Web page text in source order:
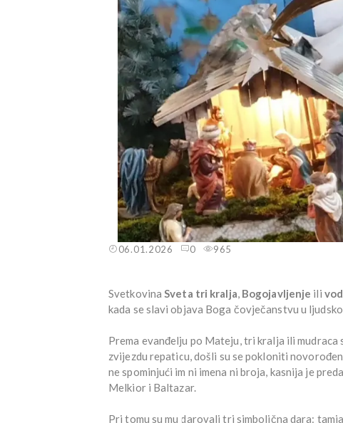
06.01.2026 0 965
SvetkovinaSveta tri kralja, Bogojavljenje ili
kada se slavi objava Boga čovječanstvu u
Prema evanđelju po Mateju, tri kralja ili
zvijezdu repaticu, došli su se pokloniti
ne spominjući im ni imena ni broja, kasnija je
Melkior i Baltazar.
Pri tomu su mu darovali tri simbolična dara: